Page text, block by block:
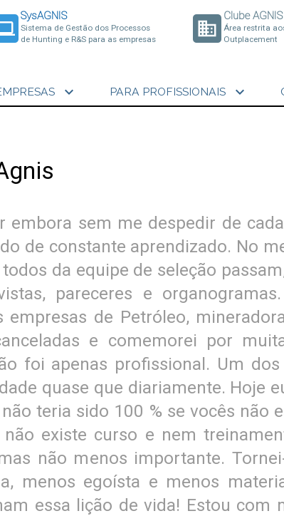
SysAGNIS
Sistema de Gestão dos Processos
de Hunting e R&S para as empresas
business
Clube AGNIS
Área restrita
Outplacement
expand_more PARA PROFISSIONAIS expand_more
embora sem me despedir de
de constante aprendizado. No
da equipe de seleção
pareceres e
de Petróleo,
e comemorei por
foi apenas profissional. Um
quase que diariamente. Hoje
teria sido 100 % se vocês não
existe curso e nem
não menos importante.
menos egoísta e menos
essa lição de vida! Estou com